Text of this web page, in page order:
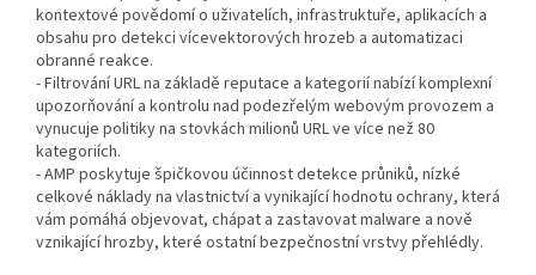
kontextové povědomí o uživatelích, infrastruktuře, aplikacích a
obsahu pro detekci vícevektorových hrozeb a automatizaci
obranné reakce.
- Filtrování URL na základě reputace a kategorií nabízí komplexní
upozorňování a kontrolu nad podezřelým webovým provozem a
vynucuje politiky na stovkách milionů URL ve více než 80
kategoriích.
- AMP poskytuje špičkovou účinnost detekce průniků, nízké
celkové náklady na vlastnictví a vynikající hodnotu ochrany, která
vám pomáhá objevovat, chápat a zastavovat malware a nově
vznikající hrozby, které ostatní bezpečnostní vrstvy přehlédly.